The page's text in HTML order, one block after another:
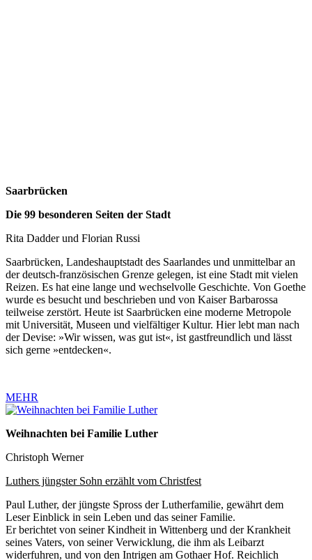
Saarbrücken
Die 99 besonderen Seiten der Stadt
Rita Dadder und Florian Russi
Saarbrücken, Landeshauptstadt des Saarlandes und unmittelbar an
der deutsch-französischen Grenze gelegen, ist eine Stadt mit vielen
Reizen. Es hat eine lange und wechselvolle Geschichte. Von Goethe
wurde es besucht und beschrieben und von Kaiser Barbarossa
teilweise zerstört. Heute ist Saarbrücken eine moderne Metropole
mit Universität, Museen und vielfältiger Kultur. Hier lebt man nach
der Devise: »Wir wissen, was gut ist«, ist gastfreundlich und lässt
sich gerne »entdecken«.
MEHR
Weihnachten bei Familie Luther
Christoph Werner
Luthers jüngster Sohn erzählt vom Christfest
Paul Luther, der jüngste Spross der Lutherfamilie, gewährt dem
Leser Einblick in sein Leben und das seiner Familie.
Er berichtet von seiner Kindheit in Wittenberg und der Krankheit
seines Vaters, von seiner Verwicklung, die ihm als Leibarzt
widerfuhren, und von den Intrigen am Gothaer Hof. Reichlich